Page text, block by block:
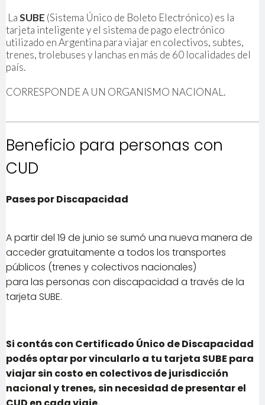
LaSUBE (Sistema Único de Boleto Electrónico) es la
tarjeta inteligente y el sistema de pago electrónico
utilizado en Argentina para viajar en colectivos, subtes,
trenes, trolebuses y lanchas en más de 60 localidades del
país.
CORRESPONDE A UN ORGANISMO NACIONAL.
Beneficio para personas con
CUD
Pases por Discapacidad
A partir del 19 de junio se sumó una nueva manera de
acceder gratuitamente a todos los transportes
públicos (trenes y colectivos nacionales)
para las personas con discapacidad a través de la
tarjeta SUBE.
Si contás con Certificado Único de Discapacidad
podés optar por vincularlo a tu tarjeta SUBE para
viajar sin costo en colectivos de jurisdicción
nacional y trenes, sin necesidad de presentar el